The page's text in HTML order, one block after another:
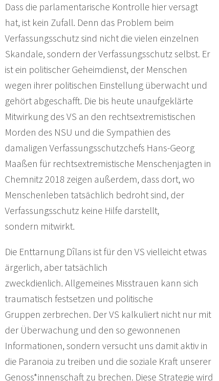
Dass die parlamentarische Kontrolle hier versagt
hat, ist kein Zufall. Denn das Problem beim
Verfassungsschutz sind nicht die vielen einzelnen
Skandale, sondern der Verfassungsschutz selbst. Er
ist ein politischer Geheimdienst, der Menschen
wegen ihrer politischen Einstellung überwacht und
gehört abgeschafft. Die bis heute unaufgeklärte
Mitwirkung des VS an den rechtsextremistischen
Morden des NSU und die Sympathien des
damaligen Verfassungsschutzchefs Hans-Georg
Maaßen für rechtsextremistische Menschenjagten in
Chemnitz 2018 zeigen außerdem, dass dort, wo
Menschenleben tatsächlich bedroht sind, der
Verfassungsschutz keine Hilfe darstellt,
sondern mitwirkt.
Die Enttarnung Dîlans ist für den VS vielleicht etwas
ärgerlich, aber tatsächlich
zweckdienlich. Allgemeines Misstrauen kann sich
traumatisch festsetzen und politische
Gruppen zerbrechen. Der VS kalkuliert nicht nur mit
der Überwachung und den so gewonnenen
Informationen, sondern versucht uns damit aktiv in
die Paranoia zu treiben und die soziale Kraft unserer
Genoss*innenschaft zu brechen. Diese Strategie wird